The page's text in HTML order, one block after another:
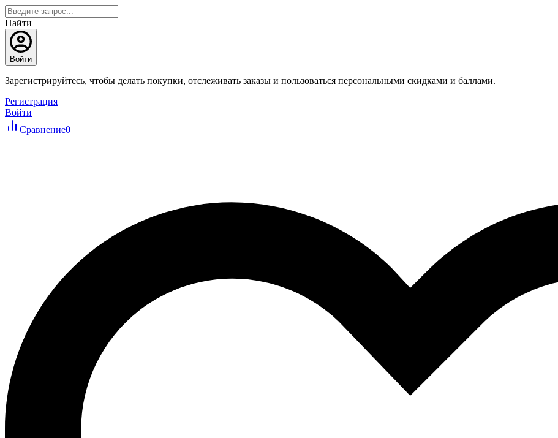
Найти
Войти
Зарегистрируйтесь, чтобы делать покупки, отслеживать заказы и пользоваться персональными скидками и баллами.
Регистрация
Войти
Сравнение0